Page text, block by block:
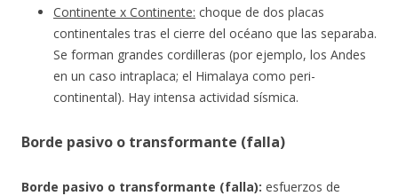
Continente x Continente: choque de dos placas
continentales tras el cierre del océano que las separaba.
Se forman grandes cordilleras (por ejemplo, los Andes
en un caso intraplaca; el Himalaya como peri-
continental). Hay intensa actividad sísmica.
Borde pasivo o transformante (falla)
Borde pasivo o transformante (falla): esfuerzos de